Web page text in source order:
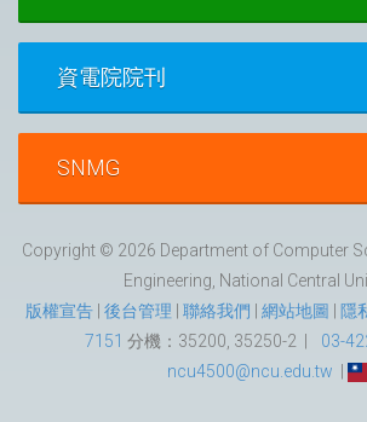
資電院院刊
SNMG
Copyright © 2026 Department of Computer
Engineering, National Central
版權宣告 後台管理 聯絡我們 網站地圖 隱
7151 分機：35200, 35250-2 | 03-
ncu4500@ncu.edu.tw